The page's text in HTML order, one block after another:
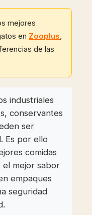
mejores
en Zooplus,
de las
industriales
conservantes
ser
Es por ello
comidas
el mejor sabor
empaques
seguridad